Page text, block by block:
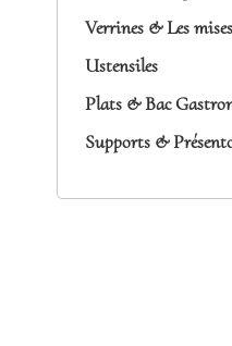
Verrines & Les
Ustensiles
Plats & Bac
Supports &